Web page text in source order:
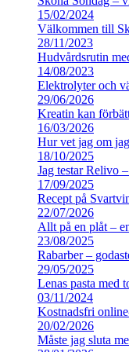
15/02/2024
Välkommen till
28/11/2023
Hudvårdsrutin
14/08/2023
Elektrolyter och
29/06/2026
Kreatin kan
16/03/2026
Hur vet jag om
18/10/2025
Jag testar Relivo
17/09/2025
Recept på
22/07/2026
Allt på en plåt –
23/08/2025
Rabarber –
29/05/2025
Lenas pasta med
03/11/2024
Kostnadsfri
20/02/2026
Måste jag sluta